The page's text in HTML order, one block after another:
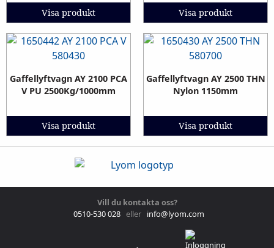
Visa produkt Visa produkt
Gaffellyftvagn AY 2100 PCA
V PU 2500Kg/1000mm
Visa produkt
Gaffellyftvagn AY 2500 THN
Nylon 1150mm
Visa produkt
Vill du kontakta oss?
0510-530 028 eller info@lyom.com